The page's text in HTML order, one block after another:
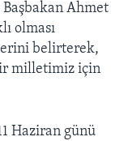
Ahmet
olması
belirterek,
milletimiz için
Haziran günü